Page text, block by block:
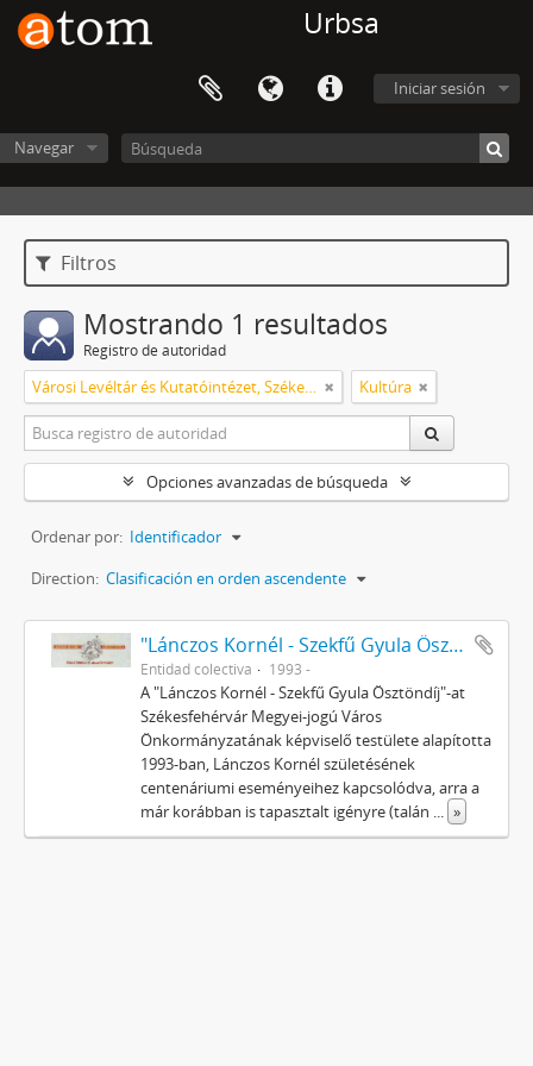
Urbsa
Iniciar sesión
Navegar
Filtros
Mostrando 1 resultados
Registro de autoridad
Városi Levéltár és Kutatóintézet, Székesfehérvár Kultúra
Opciones avanzadas de búsqueda
Ordenar por: Identificador
Direction: Clasificación en orden ascendente
"Lánczos Kornél - Szekfű Gyula Ösztöndíj" Alapítvány
Entidad colectiva 1993 -
A "Lánczos Kornél - Szekfű Gyula Ösztöndíj"-at
Székesfehérvár Megyei-jogú Város
Önkormányzatának képviselő testülete alapította
1993-ban, Lánczos Kornél születésének
centenáriumi eseményeihez kapcsolódva, arra a
már korábban is tapasztalt igényre (talán ... »